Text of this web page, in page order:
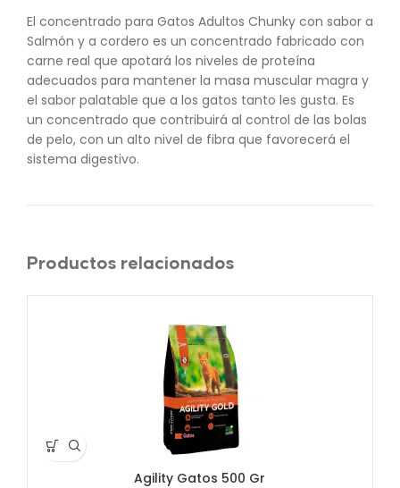
El concentrado para Gatos Adultos Chunky con sabor a
Salmón y a cordero es un concentrado fabricado con
carne real que apotará los niveles de proteína
adecuados para mantener la masa muscular magra y
el sabor palatable que a los gatos tanto les gusta. Es
un concentrado que contribuirá al control de las bolas
de pelo, con un alto nivel de fibra que favorecerá el
sistema digestivo.
Productos relacionados
Agility Gatos 500 Gr